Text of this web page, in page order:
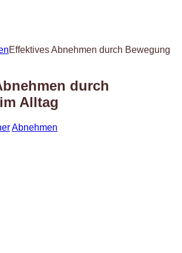
Effektives Abnehmen durch Bewegung
durch
Alltag
Abnehmen